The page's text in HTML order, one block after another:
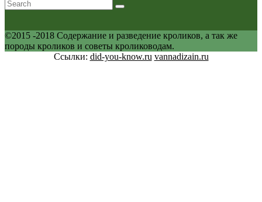
©2015 -2018 Содержание и разведение кроликов, а так же
породы кроликов и советы кролиководам.
Ссылки: did-you-know.ru vannadizain.ru